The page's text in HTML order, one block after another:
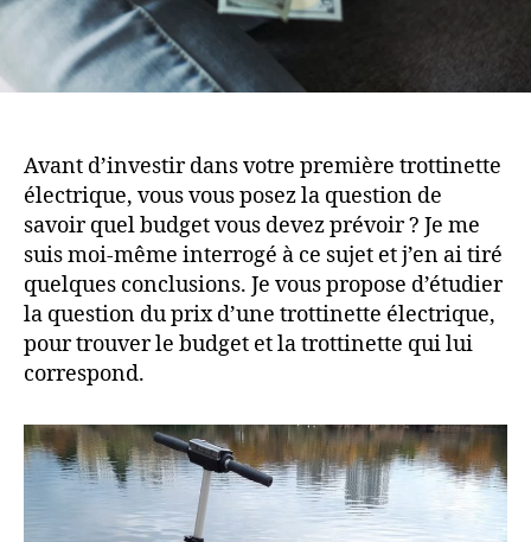
Avant d’investir dans votre première trottinette
électrique, vous vous posez la question de
savoir quel budget vous devez prévoir ? Je me
suis moi-même interrogé à ce sujet et j’en ai tiré
quelques conclusions. Je vous propose d’étudier
la question du prix d’une trottinette électrique,
pour trouver le budget et la trottinette qui lui
correspond.